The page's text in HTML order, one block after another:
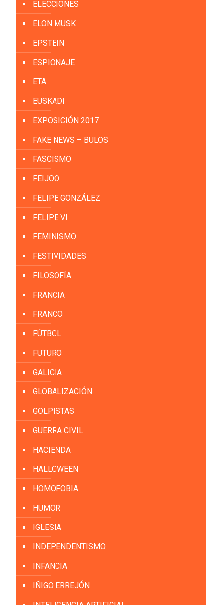
ELECCIONES
ELON MUSK
EPSTEIN
ESPIONAJE
ETA
EUSKADI
EXPOSICIÓN 2017
FAKE NEWS – BULOS
FASCISMO
FEIJOO
FELIPE GONZÁLEZ
FELIPE VI
FEMINISMO
FESTIVIDADES
FILOSOFÍA
FRANCIA
FRANCO
FÚTBOL
FUTURO
GALICIA
GLOBALIZACIÓN
GOLPISTAS
GUERRA CIVIL
HACIENDA
HALLOWEEN
HOMOFOBIA
HUMOR
IGLESIA
INDEPENDENTISMO
INFANCIA
IÑIGO ERREJÓN